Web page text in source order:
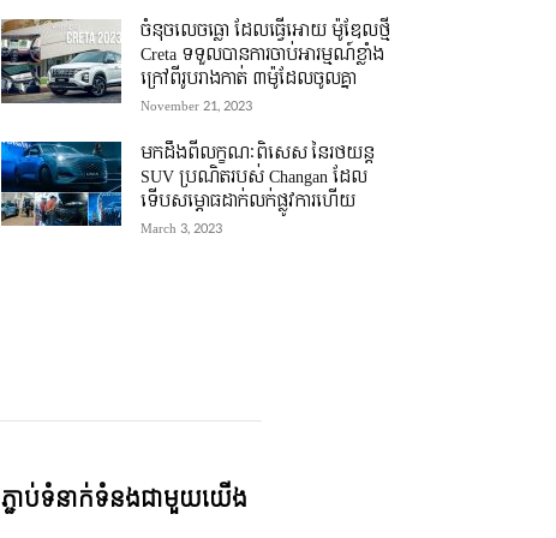
ចំនុចលេចធ្លោ ដែលធ្វើអោយ ម៉ូឌែលថ្មី
Creta ទទួលបានការចាប់អារម្មណ៍ខ្លាំង
ក្រៅពីរូបរាងកាត់ ៣ម៉ូដែលចូលគ្នា
November 21, 2023
មកដឹងពីលក្ខណៈពិសេស នៃរថយន្ត
SUV ប្រណិតរបស់ Changan ដែល
ទើបសម្ភោធដាក់លក់ផ្លូវការហើយ
March 3, 2023
ភ្ជាប់ទំនាក់ទំនងជាមួយយើង